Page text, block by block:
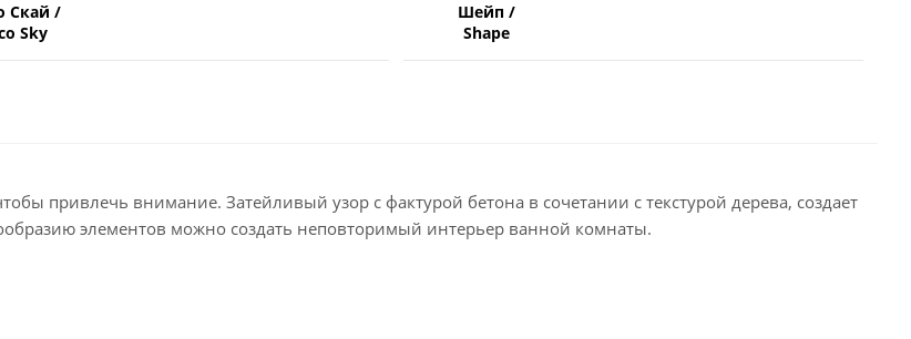
Скай /
Sky
Шейп /
Shape
привлечь внимание. Затейливый узор с фактурой бетона в сочетании с текстурой дерева, создает
элементов можно создать неповторимый интерьер ванной комнаты.